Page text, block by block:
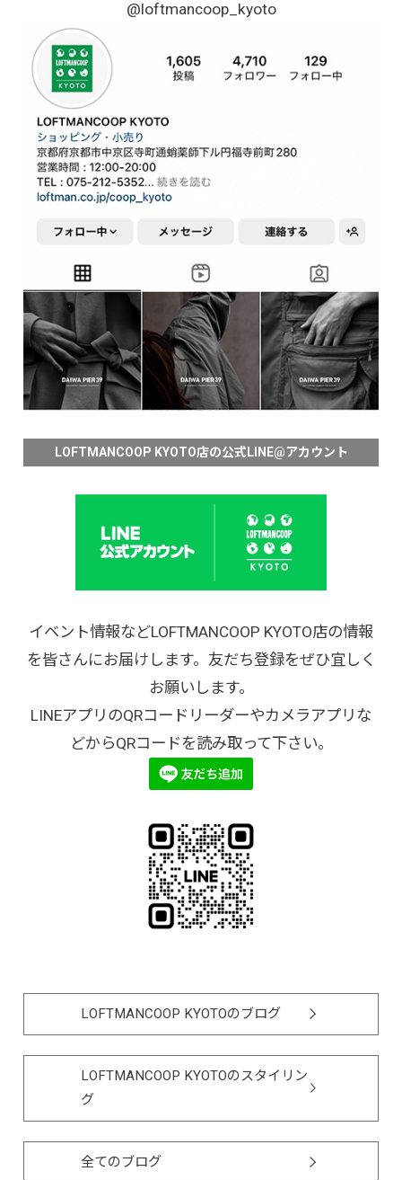
@loftmancoop_kyoto
LOFTMANCOOP KYOTO店の公式LINE@アカウント
イベント情報などLOFTMANCOOP KYOTO店の情報
を皆さんにお届けします。友だち登録をぜひ宜しく
お願いします。
LINEアプリのQRコードリーダーやカメラアプリな
どからQRコードを読み取って下さい。
LOFTMANCOOP KYOTOのブログ
LOFTMANCOOP KYOTOのスタイリン
グ
全てのブログ